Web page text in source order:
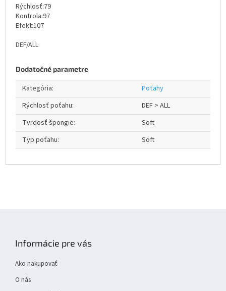
Rýchlosť:79
Kontrola:97
Efekt:107
DEF/ALL
Dodatočné parametre
Kategória:
Poťahy
Rýchlosť poťahu:
DEF > ALL
Tvrdosť špongie:
Soft
Typ poťahu: Soft
Informácie pre vás
Ako nakupovať
O nás